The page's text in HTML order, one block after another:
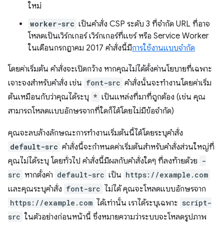
ใหม่
worker-src เป็นคำสั่ง CSP ระดับ 3 ที่จำกัด URL ที่อาจ
โหลดเป็นเวิร์กเกอร์ เวิร์กเกอร์ที่แชร์ หรือ Service Worker
ในเดือนกรกฎาคม 2017 คำสั่งนี้มีการใช้งานแบบจำกัด
โดยค่าเริ่มต้น คำสั่งจะเปิดกว้าง หากคุณไม่ได้ตั้งค่านโยบายที่เฉพาะ
เจาะจงสำหรับคำสั่ง เช่น font-src คำสั่งนั้นจะทำงานโดยค่าเริ่ม
ต้นเหมือนกับว่าคุณได้ระบุ * เป็นแหล่งที่มาที่ถูกต้อง (เช่น คุณ
สามารถโหลดแบบอักษรจากที่ใดก็ได้โดยไม่มีข้อจำกัด)
คุณจะลบล้างลักษณะการทำงานเริ่มต้นนี้ได้โดยระบุคำสั่ง
default-src คำสั่งนี้จะกำหนดค่าเริ่มต้นสำหรับคำสั่งส่วนใหญ่ที่
คุณไม่ได้ระบุ โดยทั่วไป คำสั่งนี้มีผลกับคำสั่งใดๆ ที่ลงท้ายด้วย -
src หากตั้งค่า default-src เป็น https://example.com
และคุณระบุคำสั่ง font-src ไม่ได้ คุณจะโหลดแบบอักษรจาก
https://example.com ได้เท่านั้น เราได้ระบุเฉพาะ script-
src ในตัวอย่างก่อนหน้านี้ ซึ่งหมายความว่าระบบจะโหลดรูปภาพ